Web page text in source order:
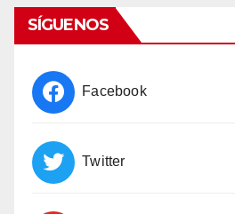
SÍGUENOS
Facebook
Twitter